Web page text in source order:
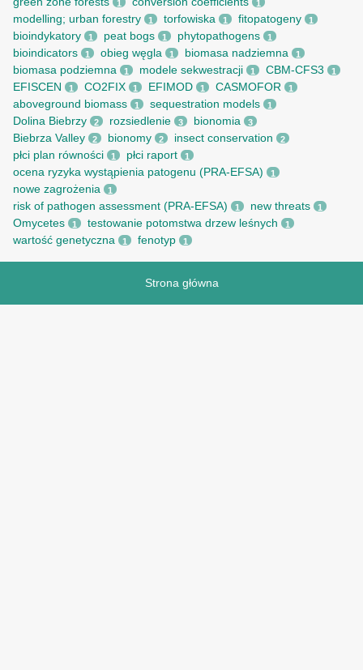
1 1
modelling; urban forestry 1 torfowiska 1 fitopatogeny 1
bioindykatory 1 peat bogs 1 phytopathogens 1
bioindicators 1 obieg węgla 1 biomasa nadziemna 1
biomasa podziemna 1 modele sekwestracji 1 CBM-CFS3 1
EFISCEN 1 CO2FIX 1 EFIMOD 1 CASMOFOR 1
aboveground biomass 1 sequestration models 1
Dolina Biebrzy 2 rozsiedlenie 3 bionomia 3
Biebrza Valley 2 bionomy 2 insect conservation 2
płci plan równości 1 płci raport 1
ocena ryzyka wystąpienia patogenu (PRA-EFSA) 1
nowe zagrożenia 1
risk of pathogen assessment (PRA-EFSA) 1 new threats 1
Omycetes 1 testowanie potomstwa drzew leśnych 1
wartość genetyczna 1 fenotyp 1
Strona główna